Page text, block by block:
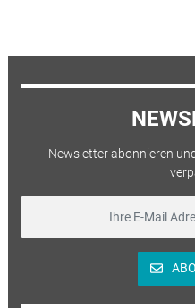
Newsletter abonnieren